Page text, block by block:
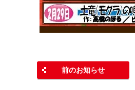
前のお知らせ